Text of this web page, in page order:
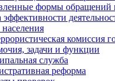
формы обращений
комиссия
задачи и функции
служба
реформа